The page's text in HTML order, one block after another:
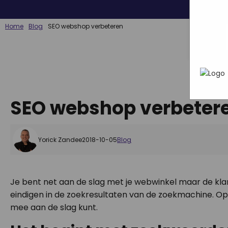
Home Blog SEO webshop verbeteren
SEO webshop
Yorick Zandee2018-10-05Blog
Je bent net aan de slag met je webwinkel maar de
eindigen in de zoekresultaten van de zoekmachine.
mee aan de slag kunt.